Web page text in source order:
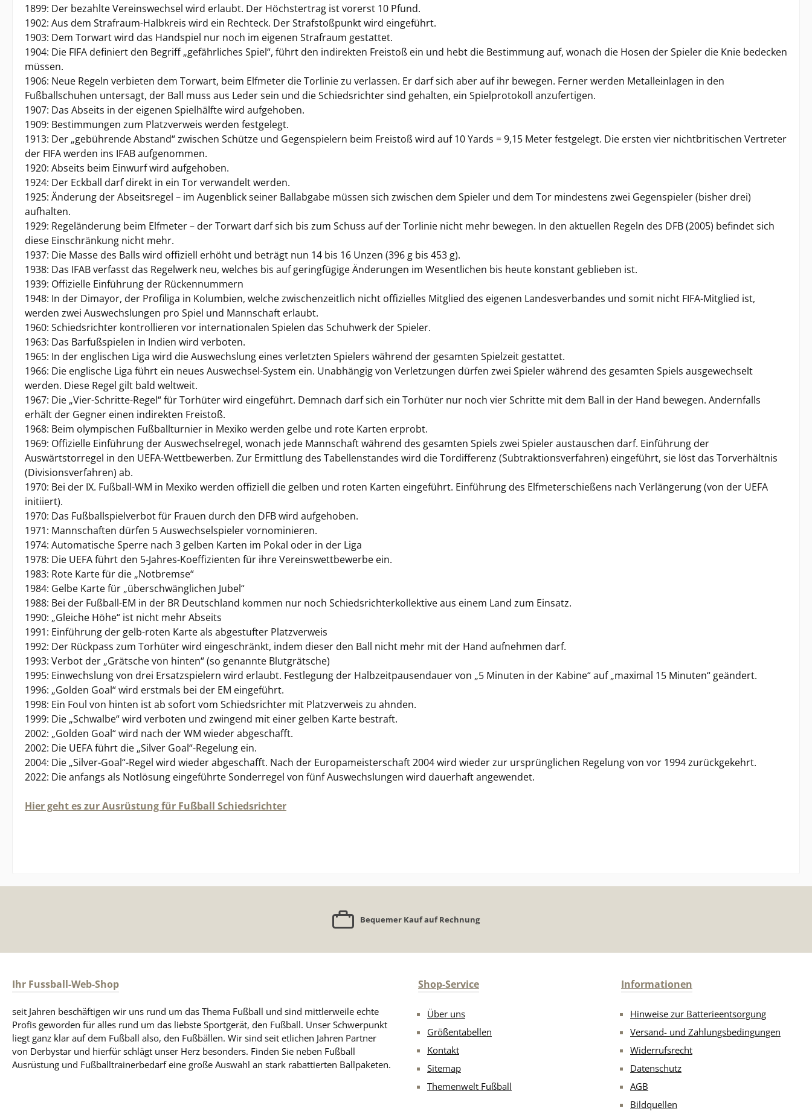
1899: Der bezahlte Vereinswechsel wird erlaubt. Der Höchstertrag ist vorerst 10 Pfund.
1902: Aus dem Strafraum-Halbkreis wird ein Rechteck. Der Strafstoßpunkt wird eingeführt.
1903: Dem Torwart wird das Handspiel nur noch im eigenen Strafraum gestattet.
1904: Die FIFA definiert den Begriff „gefährliches Spiel“, führt den indirekten Freistoß ein und hebt die Bestimmung auf, wonach die Hosen der Spieler die Knie bedecken
müssen.
1906: Neue Regeln verbieten dem Torwart, beim Elfmeter die Torlinie zu verlassen. Er darf sich aber auf ihr bewegen. Ferner werden Metalleinlagen in den
Fußballschuhen untersagt, der Ball muss aus Leder sein und die Schiedsrichter sind gehalten, ein Spielprotokoll anzufertigen.
1907: Das Abseits in der eigenen Spielhälfte wird aufgehoben.
1909: Bestimmungen zum Platzverweis werden festgelegt.
1913: Der „gebührende Abstand“ zwischen Schütze und Gegenspielern beim Freistoß wird auf 10 Yards = 9,15 Meter festgelegt. Die ersten vier nichtbritischen Vertreter
der FIFA werden ins IFAB aufgenommen.
1920: Abseits beim Einwurf wird aufgehoben.
1924: Der Eckball darf direkt in ein Tor verwandelt werden.
1925: Änderung der Abseitsregel – im Augenblick seiner Ballabgabe müssen sich zwischen dem Spieler und dem Tor mindestens zwei Gegenspieler (bisher drei)
aufhalten.
1929: Regeländerung beim Elfmeter – der Torwart darf sich bis zum Schuss auf der Torlinie nicht mehr bewegen. In den aktuellen Regeln des DFB (2005) befindet sich
diese Einschränkung nicht mehr.
1937: Die Masse des Balls wird offiziell erhöht und beträgt nun 14 bis 16 Unzen (396 g bis 453 g).
1938: Das IFAB verfasst das Regelwerk neu, welches bis auf geringfügige Änderungen im Wesentlichen bis heute konstant geblieben ist.
1939: Offizielle Einführung der Rückennummern
1948: In der Dimayor, der Profiliga in Kolumbien, welche zwischenzeitlich nicht offizielles Mitglied des eigenen Landesverbandes und somit nicht FIFA-Mitglied ist,
werden zwei Auswechslungen pro Spiel und Mannschaft erlaubt.
1960: Schiedsrichter kontrollieren vor internationalen Spielen das Schuhwerk der Spieler.
1963: Das Barfußspielen in Indien wird verboten.
1965: In der englischen Liga wird die Auswechslung eines verletzten Spielers während der gesamten Spielzeit gestattet.
1966: Die englische Liga führt ein neues Auswechsel-System ein. Unabhängig von Verletzungen dürfen zwei Spieler während des gesamten Spiels ausgewechselt
werden. Diese Regel gilt bald weltweit.
1967: Die „Vier-Schritte-Regel“ für Torhüter wird eingeführt. Demnach darf sich ein Torhüter nur noch vier Schritte mit dem Ball in der Hand bewegen. Andernfalls
erhält der Gegner einen indirekten Freistoß.
1968: Beim olympischen Fußballturnier in Mexiko werden gelbe und rote Karten erprobt.
1969: Offizielle Einführung der Auswechselregel, wonach jede Mannschaft während des gesamten Spiels zwei Spieler austauschen darf. Einführung der
Auswärtstorregel in den UEFA-Wettbewerben. Zur Ermittlung des Tabellenstandes wird die Tordifferenz (Subtraktionsverfahren) eingeführt, sie löst das Torverhältnis
(Divisionsverfahren) ab.
1970: Bei der IX. Fußball-WM in Mexiko werden offiziell die gelben und roten Karten eingeführt. Einführung des Elfmeterschießens nach Verlängerung (von der UEFA
initiiert).
1970: Das Fußballspielverbot für Frauen durch den DFB wird aufgehoben.
1971: Mannschaften dürfen 5 Auswechselspieler vornominieren.
1974: Automatische Sperre nach 3 gelben Karten im Pokal oder in der Liga
1978: Die UEFA führt den 5-Jahres-Koeffizienten für ihre Vereinswettbewerbe ein.
1983: Rote Karte für die „Notbremse“
1984: Gelbe Karte für „überschwänglichen Jubel“
1988: Bei der Fußball-EM in der BR Deutschland kommen nur noch Schiedsrichterkollektive aus einem Land zum Einsatz.
1990: „Gleiche Höhe“ ist nicht mehr Abseits
1991: Einführung der gelb-roten Karte als abgestufter Platzverweis
1992: Der Rückpass zum Torhüter wird eingeschränkt, indem dieser den Ball nicht mehr mit der Hand aufnehmen darf.
1993: Verbot der „Grätsche von hinten“ (so genannte Blutgrätsche)
1995: Einwechslung von drei Ersatzspielern wird erlaubt. Festlegung der Halbzeitpausendauer von „5 Minuten in der Kabine“ auf „maximal 15 Minuten“ geändert.
1996: „Golden Goal“ wird erstmals bei der EM eingeführt.
1998: Ein Foul von hinten ist ab sofort vom Schiedsrichter mit Platzverweis zu ahnden.
1999: Die „Schwalbe“ wird verboten und zwingend mit einer gelben Karte bestraft.
2002: „Golden Goal“ wird nach der WM wieder abgeschafft.
2002: Die UEFA führt die „Silver Goal“-Regelung ein.
2004: Die „Silver-Goal“-Regel wird wieder abgeschafft. Nach der Europameisterschaft 2004 wird wieder zur ursprünglichen Regelung von vor 1994 zurückgekehrt.
2022: Die anfangs als Notlösung eingeführte Sonderregel von fünf Auswechslungen wird dauerhaft angewendet.
Hier geht es zur Ausrüstung für Fußball Schiedsrichter
Bequemer Kauf auf Rechnung
Ihr Fussball-Web-Shop
seit Jahren beschäftigen wir uns rund um das Thema Fußball und sind mittlerweile echte
Profis geworden für alles rund um das liebste Sportgerät, den Fußball. Unser Schwerpunkt
liegt ganz klar auf dem Fußball also, den Fußbällen. Wir sind seit etlichen Jahren Partner
von Derbystar und hierfür schlägt unser Herz besonders. Finden Sie neben Fußball
Ausrüstung und Fußballtrainerbedarf eine große Auswahl an stark rabattierten Ballpaketen.
Shop-Service
Über uns
Größentabellen
Kontakt
Sitemap
Themenwelt Fußball
Informationen
Hinweise zur Batterieentsorgung
Versand- und Zahlungsbedingungen
Widerrufsrecht
Datenschutz
AGB
Bildquellen